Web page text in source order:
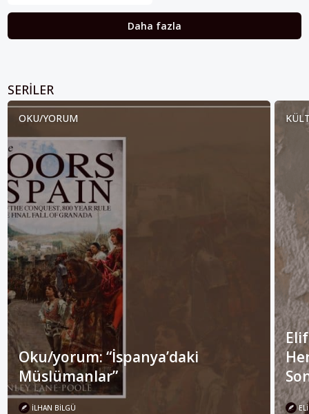
koruma mücadelesini konuştuk.
Daha fazla
SERILER
OKU/YORUM
Oku/yorum: “İspanya’daki
Müslümanlar”
İLHAN BILGÜ